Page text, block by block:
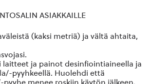
ASIAKKAILLE
(kaksi metriä) ja vältä ahtaita,
laitteet ja painot desinfiointiaineella ja
pyyhkeellä. Huolehdi että